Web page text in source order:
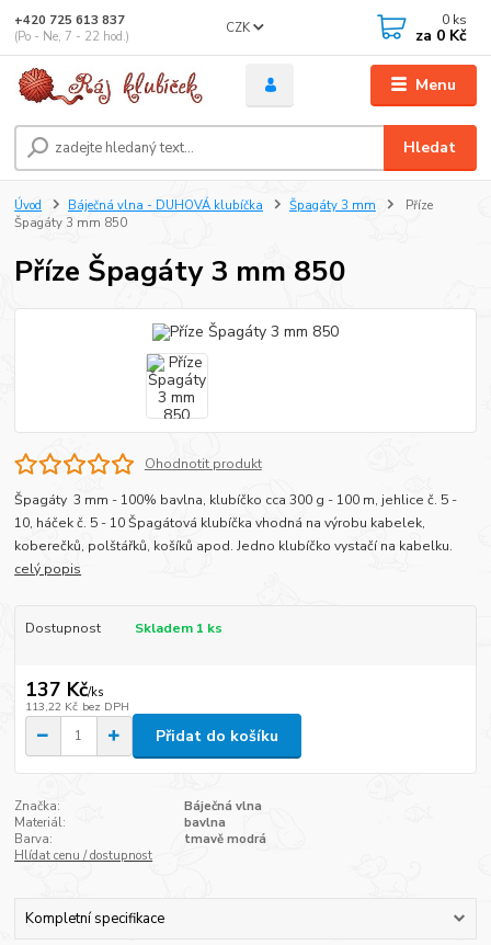
Menu
CZK
Hledat
+420 725 613 837
(Po - Ne, 7 - 22 hod.)
0 ks
za 0 Kč
Úvod Báječná vlna - DUHOVÁ klubíčka Špagáty 3 mm
Příze
Špagáty 3 mm 850
Příze Špagáty 3 mm 850
Ohodnotit produkt
Špagáty 3 mm - 100% bavlna, klubíčko cca 300 g - 100 m, jehlice č. 5 -
10, háček č. 5 - 10 Špagátová klubíčka vhodná na výrobu kabelek,
koberečků, polštářků, košíků apod. Jedno klubíčko vystačí na kabelku.
celý popis
Dostupnost Skladem 1 ks
137 Kč/ks
113,22 Kč bez DPH
Přidat do košíku
Značka:
Báječná vlna
Materiál:
bavlna
Barva:
tmavě modrá
Hlídat cenu / dostupnost
Kompletní specifikace